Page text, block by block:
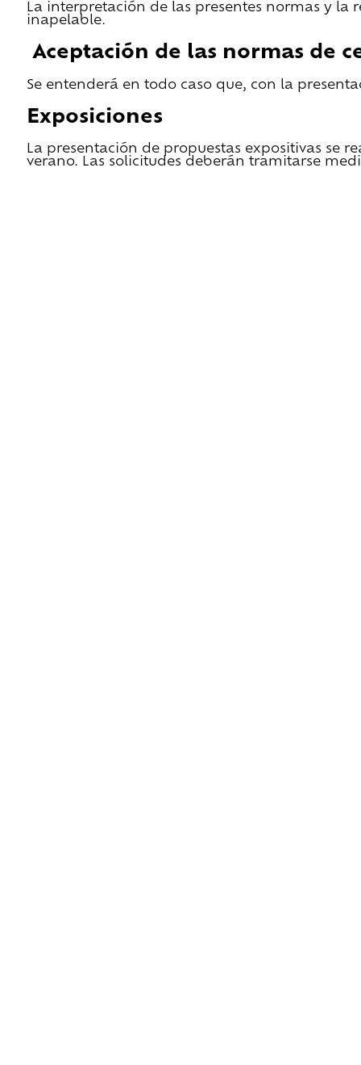
La interpretación de las presentes normas y la
inapelable.
Aceptación de las normas de
Se entenderá en todo caso que, con la
Exposiciones
La presentación de propuestas expositivas se
verano. Las solicitudes deberán tramitarse